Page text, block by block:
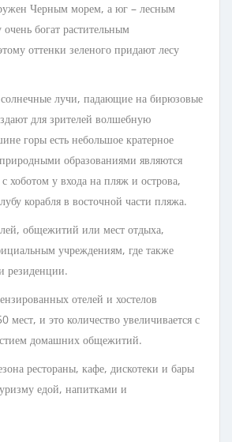
Черным морем, а юг – лесным
богат растительным
оттенки зеленого придают лесу
солнечные лучи, падающие на бирюзовые
для зрителей волшебную
горы есть небольшое кратерное
образованиями являются
хоботом у входа на пляж и острова,
корабля в восточной части пляжа.
общежитий или мест отдыха,
учреждениям, где также
резиденции.
отелей и хостелов
мест, и это количество увеличивается с
домашних общежитий.
рестораны, кафе, дискотеки и бары
едой, напитками и